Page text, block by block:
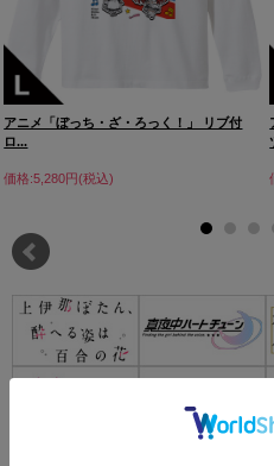
アニメ「ぼっち・ざ・ろっく！」 リブ付
ロ...
価格:5,280円(税込)